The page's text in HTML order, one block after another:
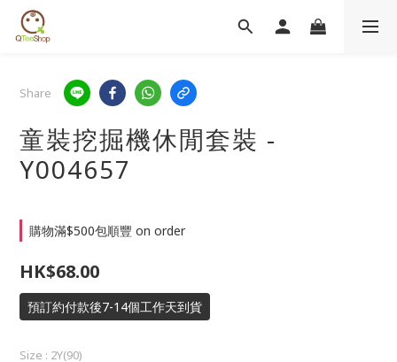
Share
童裝挖掘機休閒套裝 -
Y004657
購物滿$500包順豐 on order
HK$68.00
預訂約付款後7-14個工作天到貨
Size : 2Y(90)